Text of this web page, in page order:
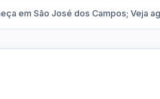
em São José dos Campos; Veja